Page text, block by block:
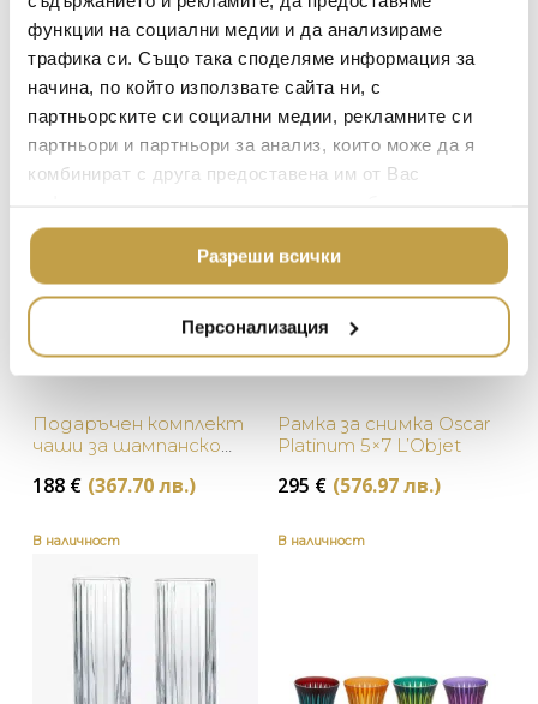
функции на социални медии и да анализираме
трафика си. Също така споделяме информация за
начина, по който използвате сайта ни, с
партньорските си социални медии, рекламните си
партньори и партньори за анализ, които може да я
комбинират с друга предоставена им от Вас
ползването от Ваша страна на услугите им.
Разреши всички
Персонализация
Кутия за бижута
Beausoleil Deco L’Objet
195€ (381.39 лв.)
Настолна лампа My
Little Holiday Seletti
279€ (545.68 лв.)
В наличност
Подаръчен комплект
чаши за шампанско
снимка Heart 4×6
188 € (367.70 лв.)
В наличност
Рамка за снимка Oscar
Platinum 5×7 L’Objet
295 € (576.97 лв.)
В наличност В наличност
ТЕКСТИЛ ЗА ДОМА
АРОМАТИ ЗА ДОМА
ИЗКУСТВО И КНИГИ
ВИСОК КЛАС
МЕБЕЛИ
ПОДАРЪЦИ
TOM DIXON
MICHAEL ARAM
ASSOULINE
SELETTI
DOLCE & GABBANA
ETHNICRAFT
ZUIVER
DUTCHBONE